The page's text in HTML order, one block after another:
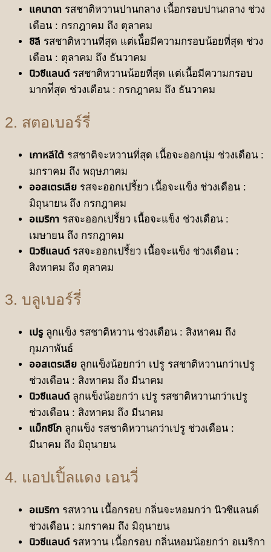
แคนาดา รสชาติหวานปานกลาง เนื้อกรอบปานกลาง ช่วง
เดือน : กรกฎาคม ถึง ตุลาคม
ชิลี รสชาติหวานที่สุด แต่เน้ือมีความกรอบน้อยที่สุด ช่วง
เดือน : ตุลาคม ถึง ธันวาคม
นิวซีแลนด์รสชาติหวานน้อยที่สุด แต่เนื้อมีความกรอบ
มากท่ีสุด ช่วงเดือน : กรกฎาคม ถึง ธันวาคม
2. สตอเบอร์รี่
เกาหลีใต้ รสชาติจะหวานที่สุด เนื้อจะออกนุ่ม ช่วงเดือน :
มกราคม ถึง พฤษภาคม
ออสเตรเลีย รสจะออกเปรี้ยว เนื้อจะแข็ง ช่วงเดือน :
มิถุนายน ถึง กรกฎาคม
อเมริกา รสจะออกเปรี้ยว เนื้อจะแข็ง ช่วงเดือน :
เมษายน ถึง กรกฎาคม
นิวซีแลนด์รสจะออกเปรี้ยว เนื้อจะแข็ง ช่วงเดือน :
สิงหาคม ถึง ตุลาคม
3. บลูเบอร์รี่
เปรูลูกแข็ง รสชาติหวาน ช่วงเดือน : สิงหาคม ถึง
กุมภาพันธ์
ออสเตรเลีย ลูกแข็งน้อยกว่า เปรู รสชาติหวานกว่าเปรู
ช่วงเดือน : สิงหาคม ถึง มีนาคม
นิวซีแลนด์ลูกแข็งน้อยกว่า เปรู รสชาติหวานกว่าเปรู
ช่วงเดือน : สิงหาคม ถึง มีนาคม
แม็กซีโก ลูกแข็ง รสชาติหวานกว่าเปรู ช่วงเดือน :
มีนาคม ถึง มิถุนายน
4. แอปเปิ้ลแดง เอนวี่
อเมริกา รสหวาน เนื้อกรอบ กลิ่นจะหอมกว่า นิวซีแลนด์
ช่วงเดือน : มกราคม ถึง มิถุนายน
นิวซีแลนด์รสหวาน เนื้อกรอบ กลิ่นหอมน้อยกว่า อเมริกา